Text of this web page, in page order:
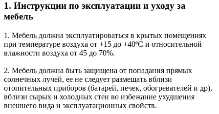
1. Инструкции по эксплуатации и уходу за
мебель
1. Мебель должна эксплуатироваться в крытых помещениях
при температуре воздуха от +15 до +40ºС и относительной
влажности воздуха от 45 до 70%.
2. Мебель должна быть защищена от попадания прямых
солнечных лучей, ее не следует размещать вблизи
отопительных приборов (батарей, печек, обогревателей и др),
вблизи сырых и холодных стен во избежание ухудшения
внешнего вида и эксплуатационных свойств.